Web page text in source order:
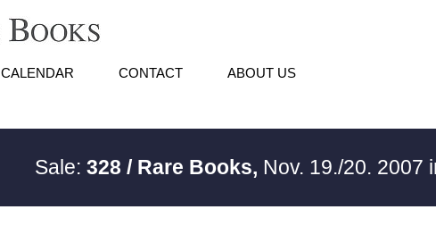
CALENDAR CONTACT ABOUT US
Sale:328 / Rare Books, Nov. 19./20. 2007